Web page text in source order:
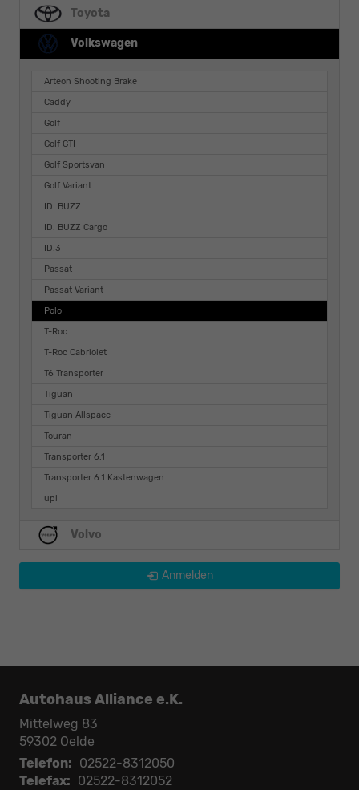
Toyota
Volkswagen
Arteon Shooting Brake
Caddy
Golf
Golf GTI
Golf Sportsvan
Golf Variant
ID. BUZZ
ID. BUZZ Cargo
ID.3
Passat
Passat Variant
Polo
T-Roc
T-Roc Cabriolet
T6 Transporter
Tiguan
Tiguan Allspace
Touran
Transporter 6.1
Transporter 6.1 Kastenwagen
up!
Volvo
Anmelden
Autohaus Alliance e.K.
Mittelweg 83
59302 Oelde
Telefon: 02522-8312050
Telefax: 02522-8312052